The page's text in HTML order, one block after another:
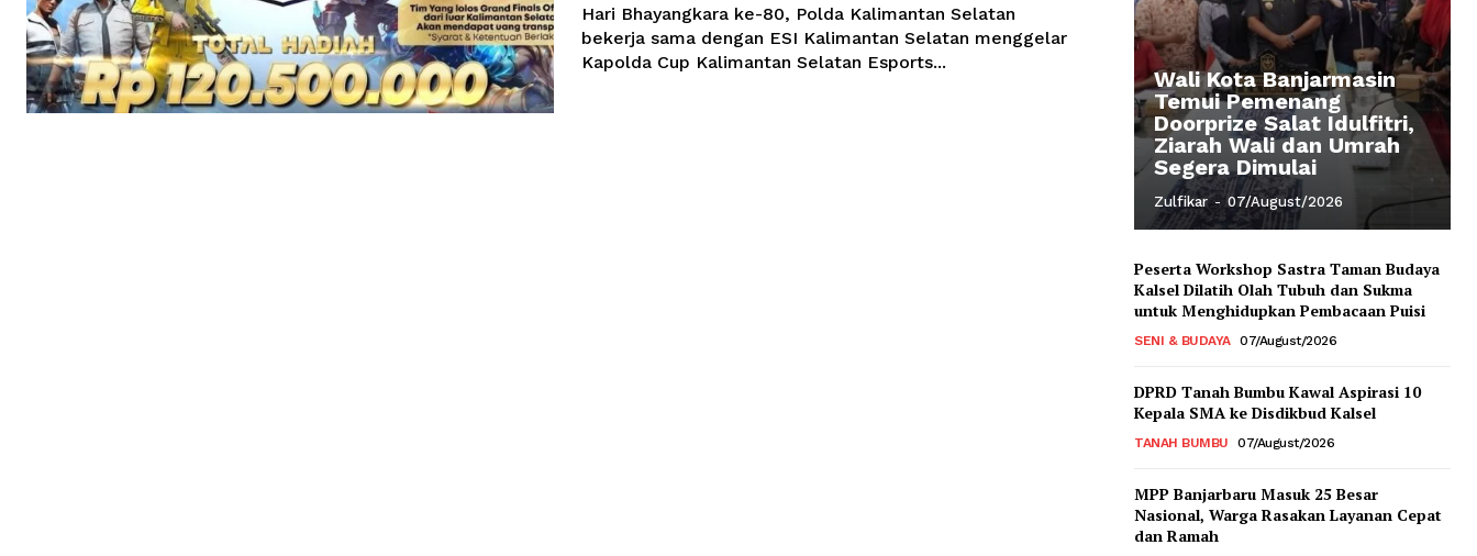
Hari Bhayangkara ke-80, Polda Kalimantan Selatan
bekerja sama dengan ESI Kalimantan Selatan menggelar
Kapolda Cup Kalimantan Selatan Esports...
Wali Kota Banjarmasin
Temui Pemenang
Doorprize Salat Idulfitri,
Ziarah Wali dan Umrah
Segera Dimulai
Zulfikar - 07/August/2026
Peserta Workshop Sastra Taman Budaya
Kalsel Dilatih Olah Tubuh dan Sukma
untuk Menghidupkan Pembacaan Puisi
SENI & BUDAYA 07/August/2026
DPRD Tanah Bumbu Kawal Aspirasi 10
Kepala SMA ke Disdikbud Kalsel
TANAH BUMBU 07/August/2026
MPP Banjarbaru Masuk 25 Besar
Nasional, Warga Rasakan Layanan Cepat
dan Ramah